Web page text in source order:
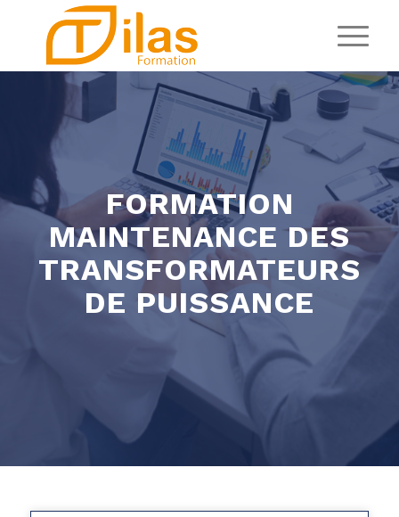
FORMATION
MAINTENANCE DES
TRANSFORMATEURS
DE PUISSANCE